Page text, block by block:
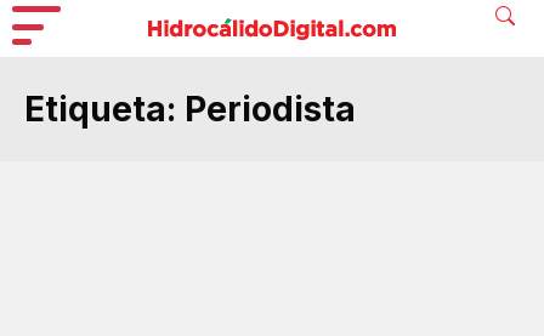
Etiqueta: Periodista